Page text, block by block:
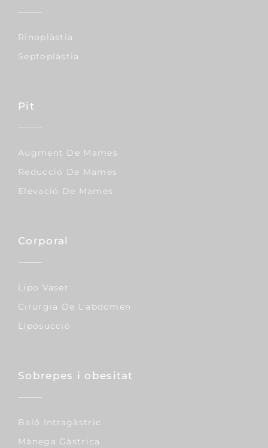
Rinoplàstia
Septoplàstia
Pit
Augment De Mames
Reducció De Mames
Elevació De Mames
Corporal
Lipo Vaser
Cirurgia De L’abdomen
Liposucció
Sobrepes i obesitat
Baló Intragàstric
Mànega Gàstrica